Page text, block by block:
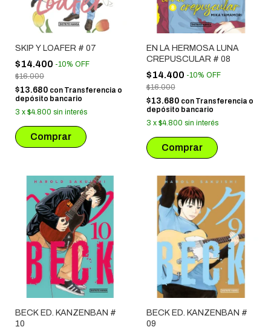
SKIP Y LOAFER # 07
$14.400 -10% OFF
$16.000
$13.680 con Transferencia o
depósito bancario
3 x $4.800 sin interés
EN LA HERMOSA LUNA
CREPUSCULAR # 08
$14.400 -10% OFF
$16.000
$13.680 con Transferencia o
depósito bancario
3 x $4.800 sin interés
BECK ED. KANZENBAN #
10
BECK ED. KANZENBAN #
09